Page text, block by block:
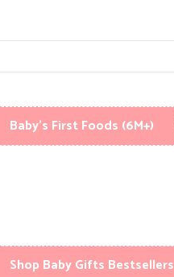
Baby's First Foods (6M+)
Shop Baby Gifts Bestsellers